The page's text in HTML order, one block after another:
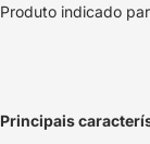
Produto indicado
Principais